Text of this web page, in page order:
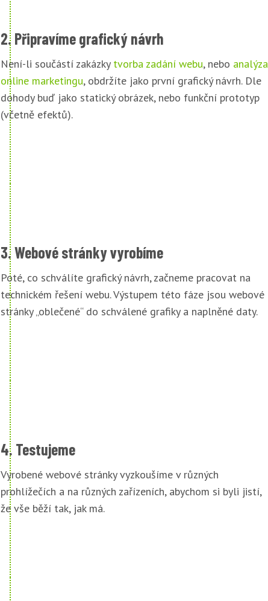
2. Připravíme grafický návrh
Není-li součástí zakázky tvorba zadání webu, nebo analýza
online marketingu, obdržíte jako první grafický návrh. Dle
dohody buď jako statický obrázek, nebo funkční prototyp
(včetně efektů).
3. Webové stránky vyrobíme
Poté, co schválíte grafický návrh, začneme pracovat na
technickém řešení webu. Výstupem této fáze jsou webové
stránky „oblečené“ do schválené grafiky a naplněné daty.
4. Testujeme
Vyrobené webové stránky vyzkoušíme v různých
prohlížečích a na různých zařízeních, abychom si byli jistí,
že vše běží tak, jak má.